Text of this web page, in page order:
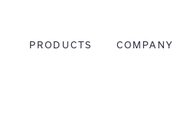
PRODUCTS COMPANY